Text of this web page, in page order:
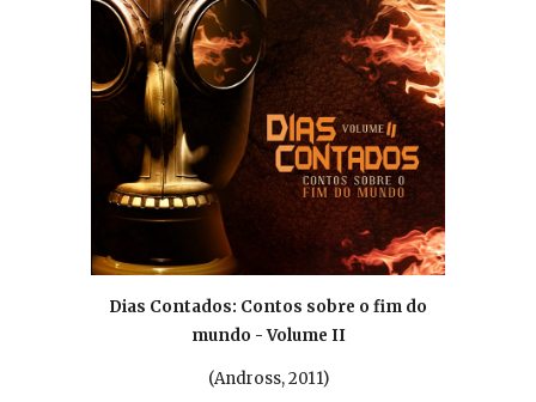
Dias Contados: Contos sobre o fim do
mundo - Volume II
(Andross, 2011)